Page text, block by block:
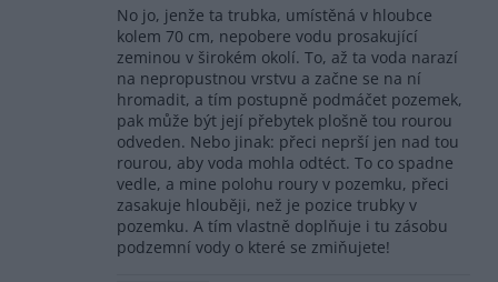
No jo, jenže ta trubka, umístěná v hloubce
kolem 70 cm, nepobere vodu prosakující
zeminou v širokém okolí. To, až ta voda narazí
na nepropustnou vrstvu a začne se na ní
hromadit, a tím postupně podmáčet pozemek,
pak může být její přebytek plošně tou rourou
odveden. Nebo jinak: přeci neprší jen nad tou
rourou, aby voda mohla odtéct. To co spadne
vedle, a mine polohu roury v pozemku, přeci
zasakuje hlouběji, než je pozice trubky v
pozemku. A tím vlastně doplňuje i tu zásobu
podzemní vody o které se zmiňujete!